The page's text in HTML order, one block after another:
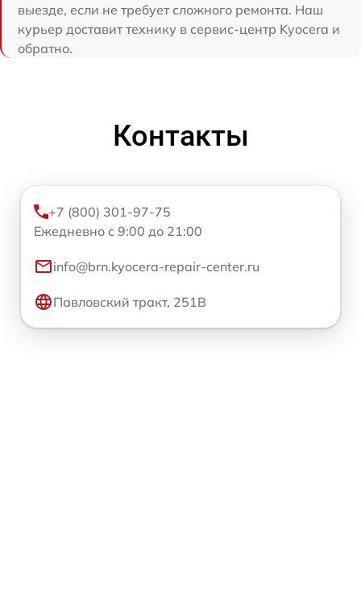
выезде, если не требует сложного ремонта. Наш
курьер доставит технику в сервис-центр Kyocera и
обратно.
Контакты
+7 (800) 301-97-75
Ежедневно с 9:00 до 21:00
info@brn.kyocera-repair-center.ru
Павловский тракт, 251В